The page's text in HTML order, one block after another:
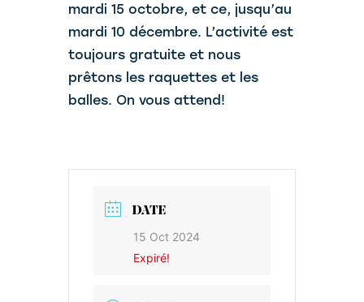
mardi 15 octobre, et ce, jusqu’au
mardi 10 décembre. L’activité est
toujours gratuite et nous
prêtons les raquettes et les
balles. On vous attend!
DATE
15 Oct 2024
Expiré!